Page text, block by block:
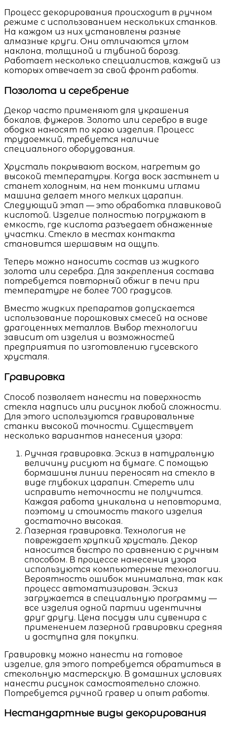
Процесс декорирования происходит в ручном
режиме с использованием нескольких станков.
На каждом из них установлены разные
алмазные круги. Они отличаются углом
наклона, толщиной и глубиной борозд.
Работает несколько специалистов, каждый из
которых отвечает за свой фронт работы.
Позолота и серебрение
Декор часто применяют для украшения
бокалов, фужеров. Золото или серебро в виде
ободка наносят по краю изделия. Процесс
трудоемкий, требуется наличие
специального оборудования.
Хрусталь покрывают воском, нагретым до
высокой температуры. Когда воск застынет и
станет холодным, на нем тонкими иглами
машина делает много мелких царапин.
Следующий этап — это обработка плавиковой
кислотой. Изделие полностью погружают в
емкость, где кислота разъедает обнаженные
участки. Стекло в местах контакта
становится шершавым на ощупь.
Теперь можно наносить состав из жидкого
золота или серебра. Для закрепления состава
потребуется повторный обжиг в печи при
температуре не более 700 градусов.
Вместо жидких препаратов допускается
использование порошковых смесей на основе
драгоценных металлов. Выбор технологии
зависит от изделия и возможностей
предприятия по изготовлению гусевского
хрусталя.
Гравировка
Способ позволяет нанести на поверхность
стекла надпись или рисунок любой сложности.
Для этого используются гравировальные
станки высокой точности. Существует
несколько вариантов нанесения узора:
Ручная гравировка. Эскиз в натуральную
величину рисуют на бумаге. С помощью
бормашины линии переносят на стекло в
виде глубоких царапин. Стереть или
исправить неточности не получится.
Каждая работа уникальна и неповторима,
поэтому и стоимость такого изделия
достаточно высокая.
Лазерная гравировка. Технология не
повреждает хрупкий хрусталь. Декор
наносится быстро по сравнению с ручным
способом. В процессе нанесения узора
используются компьютерные технологии.
Вероятность ошибок минимальна, так как
процесс автоматизирован. Эскиз
загружается в специальную программу —
все изделия одной партии идентичны
друг другу. Цена посуды или сувенира с
применением лазерной гравировки средняя
и доступна для покупки.
Гравировку можно нанести на готовое
изделие, для этого потребуется обратиться в
стекольную мастерскую. В домашних условиях
нанести рисунок самостоятельно сложно.
Потребуется ручной гравер и опыт работы.
Нестандартные виды декорирования